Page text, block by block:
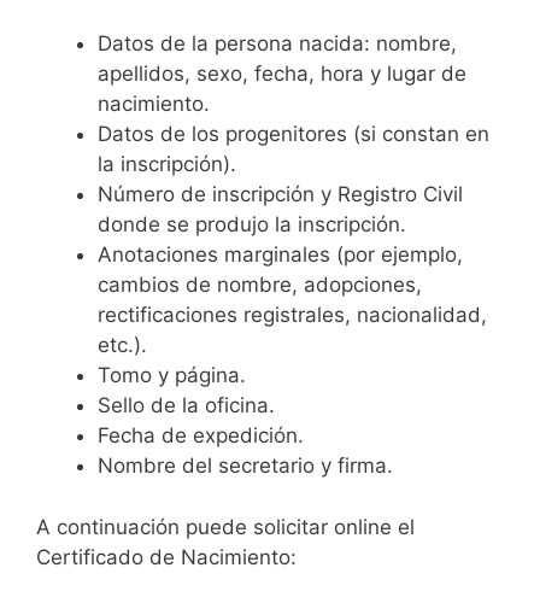
Datos de la persona nacida: nombre,
apellidos, sexo, fecha, hora y lugar de
nacimiento.
Datos de los progenitores (si constan en
la inscripción).
Número de inscripción y Registro Civil
donde se produjo la inscripción.
Anotaciones marginales (por ejemplo,
cambios de nombre, adopciones,
rectificaciones registrales, nacionalidad,
etc.).
Tomo y página.
Sello de la oficina.
Fecha de expedición.
Nombre del secretario y firma.
A continuación puede solicitar online el
Certificado de Nacimiento: